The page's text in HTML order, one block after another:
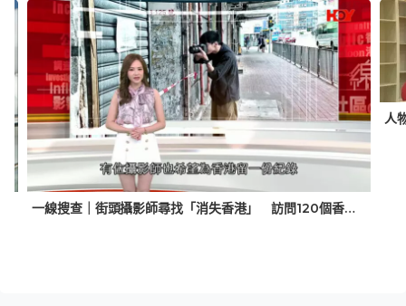
一線搜查｜街頭攝影師尋找「消失香港」 訪問120個香港故事 出書記錄老店最後情懷
人